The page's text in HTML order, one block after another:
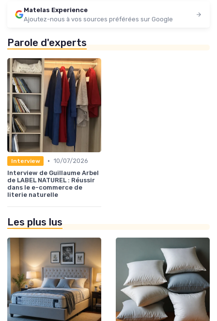
Matelas Experience
Ajoutez-nous à vos sources préférées sur Google
Parole d'experts
Interview • 10/07/2026
Interview de Guillaume Arbel
de LABEL NATUREL : Réussir
dans le e-commerce de
literie naturelle
Les plus lus